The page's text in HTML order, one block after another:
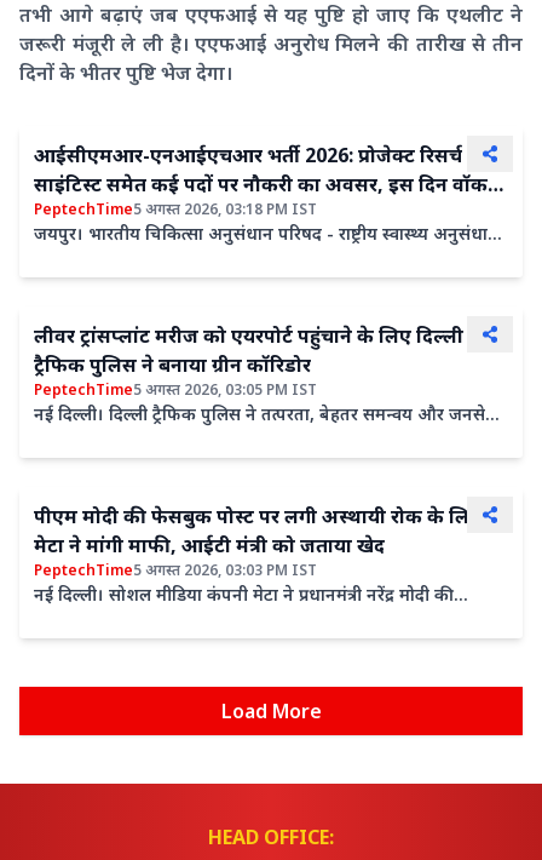
तभी आगे बढ़ाएं जब एएफआई से यह पुष्टि हो जाए कि एथलीट ने
जरूरी मंजूरी ले ली है। एएफआई अनुरोध मिलने की तारीख से तीन
दिनों के भीतर पुष्टि भेज देगा।
आईसीएमआर-एनआईएचआर भर्ती 2026: प्रोजेक्ट रिसर्च
साइंटिस्ट समेत कई पदों पर नौकरी का अवसर, इस दिन वॉक-
इन इंटरव्यू
PeptechTime5 अगस्त 2026, 03:18 PM IST
जयपुर। भारतीय चिकित्सा अनुसंधान परिषद - राष्ट्रीय स्वास्थ्य अनुसंधान
लीवर ट्रांसप्लांट मरीज को एयरपोर्ट पहुंचाने के लिए दिल्ली
ट्रैफिक पुलिस ने बनाया ग्रीन कॉरिडोर
PeptechTime5 अगस्त 2026, 03:05 PM IST
नई दिल्ली। दिल्ली ट्रैफिक पुलिस ने तत्परता, बेहतर समन्वय और जनसेवा
पीएम मोदी की फेसबुक पोस्ट पर लगी अस्थायी रोक के लिए
मेटा ने मांगी माफी, आईटी मंत्री को जताया खेद
PeptechTime5 अगस्त 2026, 03:03 PM IST
नई दिल्ली। सोशल मीडिया कंपनी मेटा ने प्रधानमंत्री नरेंद्र मोदी की
Load More
HEAD OFFICE: